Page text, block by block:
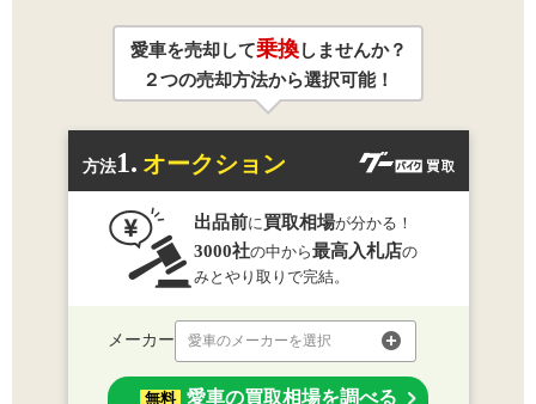
愛車を売却して乗換しませんか？
２つの売却方法から選択可能！
方法1. オークション
出品前に 買取相場が分かる！
3000社の中から最高入札店の
みとやり取りで完結。
メーカー 愛車のメーカーを選択
無料 愛車の買取相場を調べる